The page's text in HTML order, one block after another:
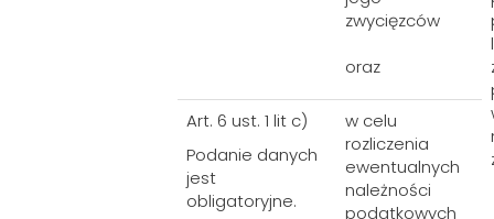
zwycięzców
oraz
Art. 6 ust. 1 lit c)
Podanie danych
jest
obligatoryjne.
w celu
rozliczenia
ewentualnych
należności
podatkowych